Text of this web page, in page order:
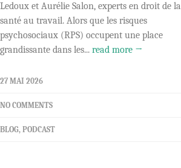
Ledoux et Aurélie Salon, experts en droit de la
santé au travail. Alors que les risques
psychosociaux (RPS) occupent une place
grandissante dans les... read more →
27 MAI 2026
NO COMMENTS
BLOG, PODCAST